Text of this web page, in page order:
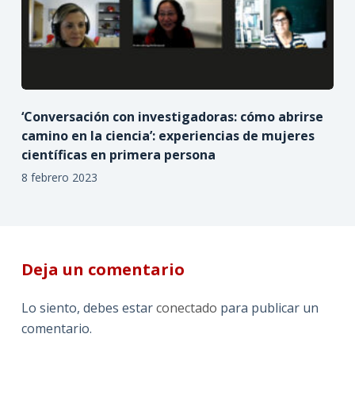
‘Conversación con investigadoras: cómo abrirse
camino en la ciencia’: experiencias de mujeres
científicas en primera persona
8 febrero 2023
Deja un comentario
Lo siento, debes estarconectado para publicar un
comentario.